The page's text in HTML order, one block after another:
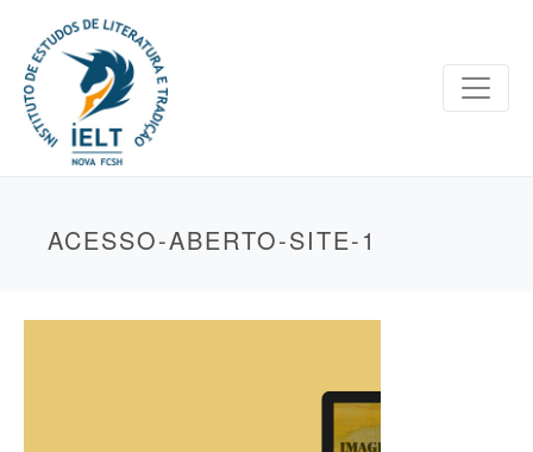
ACESSO-ABERTO-SITE-1